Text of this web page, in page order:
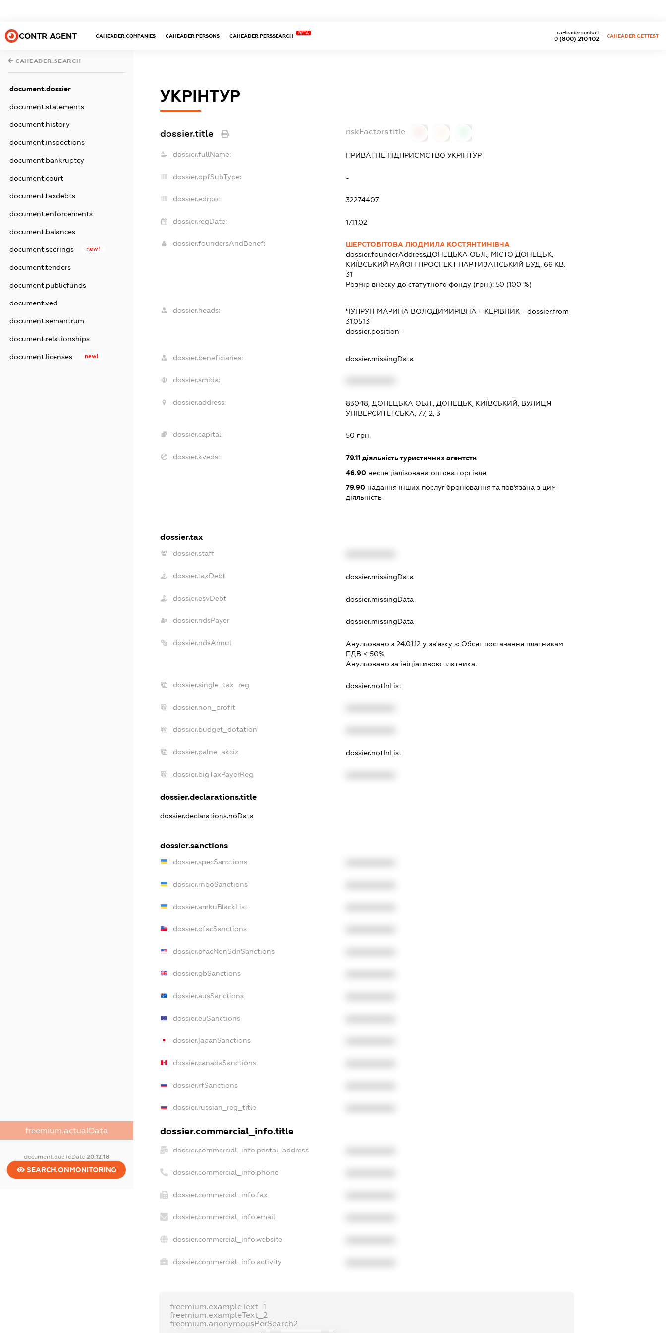
CONTR AGENT CAHEADER.COMPANIES CAHEADER.PERSONS CAHEADER.PERSSEARCH
BETA
0 (800) 210 102
caHeader.contact
CAHEADER.GETTEST
CAHEADER.SEARCH
document.dossier
document.statements
document.history
document.inspections
document.bankruptcy
document.court
document.taxdebts
document.enforcements
document.balances
document.scorings new!
document.tenders
document.publicfunds
document.ved
document.semantrum
document.relationships
document.licenses new!
freemium.actualData
document.dueToDate 20.12.18
SEARCH.ONMONITORING
УКРІНТУР
dossier.title riskFactors.title
dossier.fullName: ПРИВАТНЕ ПІДПРИЄМСТВО УКРІНТУР
dossier.opfSubType: -
dossier.edrpo: 32274407
dossier.regDate: 17.11.02
dossier.foundersAndBenef:
ШЕРСТОБІТОВА ЛЮДМИЛА КОСТЯНТИНІВНА
dossier.founderAddressДОНЕЦЬКА ОБЛ., МІСТО ДОНЕЦЬК,
КИЇВСЬКИЙ РАЙОН ПРОСПЕКТ ПАРТИЗАНСЬКИЙ БУД. 66 КВ.
31
Розмір внеску до статутного фонду (грн.): 50 (100 %)
dossier.heads: ЧУПРУН МАРИНА ВОЛОДИМИРІВНА - КЕРІВНИК - dossier.from
31.05.13
dossier.position -
dossier.beneficiaries: dossier.missingData
dossier.smida:
dossier.address:
83048, ДОНЕЦЬКА ОБЛ., ДОНЕЦЬК, КИЇВСЬКИЙ, ВУЛИЦЯ
УНІВЕРСИТЕТСЬКА, 77, 2, 3
dossier.capital: 50 грн.
dossier.kveds: 79.11діяльність туристичних агентств
46.90неспеціалізована оптова торгівля
79.90надання інших послуг бронювання та пов'язана з цим
діяльність
dossier.tax
dossier.staff
dossier.taxDebt dossier.missingData
dossier.esvDebt dossier.missingData
dossier.ndsPayer dossier.missingData
dossier.ndsAnnul Анульовано з 24.01.12 у зв'язку з: Обсяг постачання платникам
ПДВ < 50%
Анульовано за iнiцiативою платника.
dossier.single_tax_reg dossier.notInList
dossier.non_profit
dossier.budget_dotation
dossier.palne_akciz dossier.notInList
dossier.bigTaxPayerReg
dossier.declarations.title
dossier.declarations.noData
dossier.sanctions
dossier.specSanctions
dossier.rnboSanctions
dossier.amkuBlackList
dossier.ofacSanctions
dossier.ofacNonSdnSanctions
dossier.gbSanctions
dossier.ausSanctions
dossier.euSanctions
dossier.japanSanctions
dossier.canadaSanctions
dossier.rfSanctions
dossier.russian_reg_title
dossier.commercial_info.title
dossier.commercial_info.postal_address
dossier.commercial_info.phone
dossier.commercial_info.fax
dossier.commercial_info.email
dossier.commercial_info.website
dossier.commercial_info.activity
freemium.exampleText_1
freemium.exampleText_2
freemium.anonymousPerSearch2